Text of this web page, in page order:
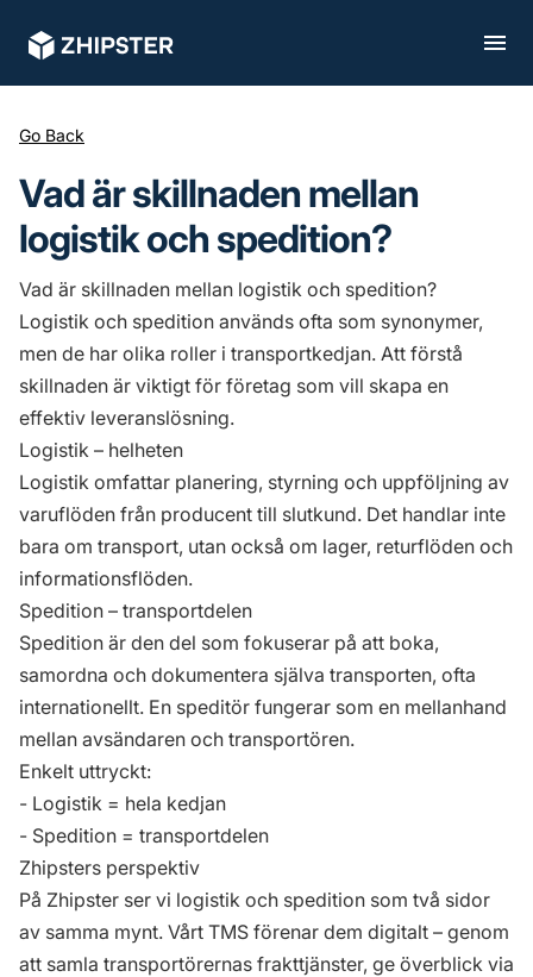
Go Back
Vad är skillnaden mellan
logistik och spedition?
Vad är skillnaden mellan logistik och spedition?
Logistik och spedition används ofta som synonymer,
men de har olika roller i transportkedjan. Att förstå
skillnaden är viktigt för företag som vill skapa en
effektiv leveranslösning.
Logistik – helheten
Logistik omfattar planering, styrning och uppföljning av
varuflöden från producent till slutkund. Det handlar inte
bara om transport, utan också om lager, returflöden och
informationsflöden.
Spedition – transportdelen
Spedition är den del som fokuserar på att boka,
samordna och dokumentera själva transporten, ofta
internationellt. En speditör fungerar som en mellanhand
mellan avsändaren och transportören.
Enkelt uttryckt:
- Logistik = hela kedjan
- Spedition = transportdelen
Zhipsters perspektiv
På Zhipster ser vi logistik och spedition som två sidor
av samma mynt. Vårt TMS förenar dem digitalt – genom
att samla transportörernas frakttjänster, ge överblick via